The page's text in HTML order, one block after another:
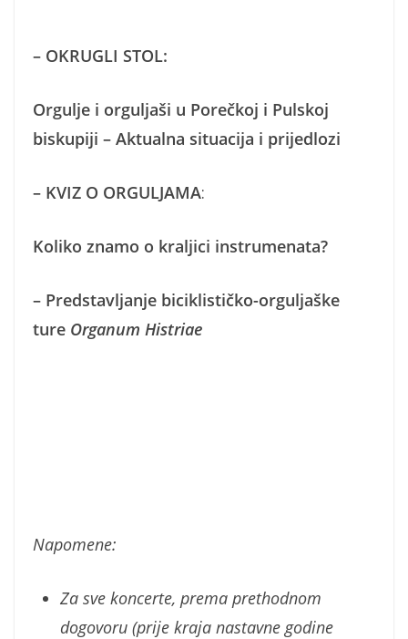
– OKRUGLI STOL:
Orgulje i orguljaši u Porečkoj i Pulskoj
biskupiji – Aktualna situacija i prijedlozi
– KVIZ O ORGULJAMA:
Koliko znamo o kraljici instrumenata?
– Predstavljanje biciklističko-orguljaške
ture Organum Histriae
Napomene:
Za sve koncerte, prema prethodnom
dogovoru (prije kraja nastavne godine